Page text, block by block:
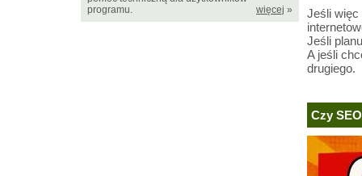
Jeśli
Jeśli
A jeśli
drugiego.
Czy
programu.
więcej »